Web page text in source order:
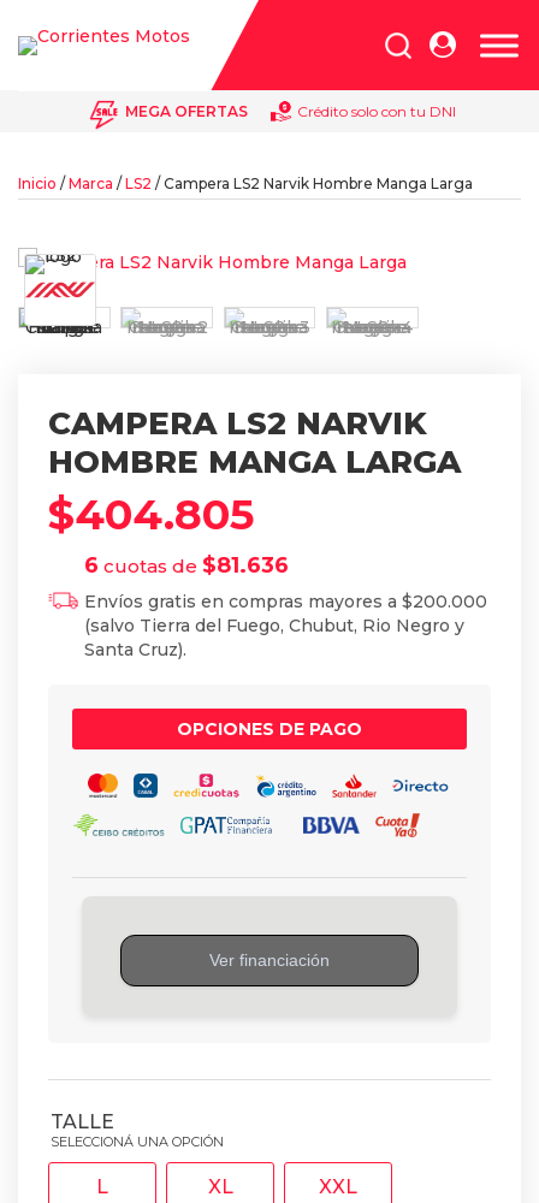
Búsqueda
de
MEGA OFERTAS Crédito solo con tu DNI
Inicio / Marca / LS2 / Campera LS2 Narvik Hombre Manga Larga
CAMPERA LS2 NARVIK
HOMBRE MANGA LARGA
$404.805
6 cuotas de $81.636
TALLE
L XL XXL
OPCIONES DE PAGO
Envíos gratis en compras mayores a $200.000
(salvo Tierra del Fuego, Chubut, Rio Negro y
Santa Cruz).